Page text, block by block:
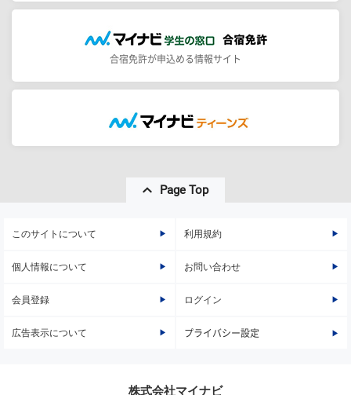
合宿免許が申込める情報サイト
Page Top
このサイトについて 利用規約
個人情報について お問い合わせ
会員登録 ログイン
広告表示について プライバシー設定
株式会社マイナビ